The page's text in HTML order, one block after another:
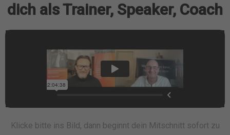
dich als Trainer, Speaker, Coach
Klicke bitte ins Bild, dann beginnt dein Mitschnitt sofort zu